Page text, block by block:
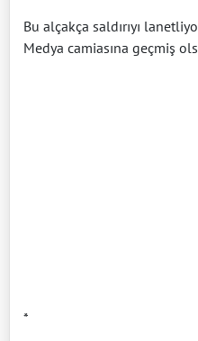
Bu alçakça saldırıyı
Medya camiasına geçmiş
*